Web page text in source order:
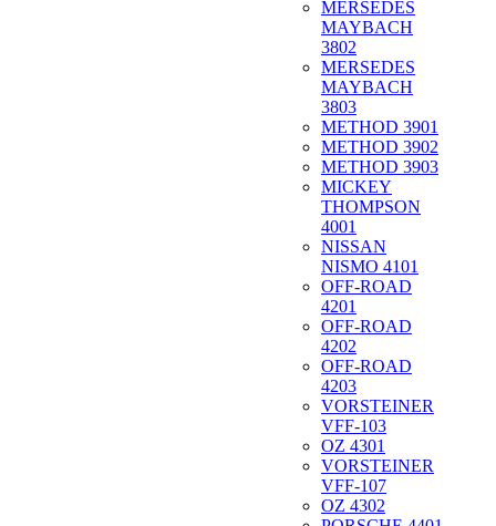
MERSEDES
MAYBACH
3802
MERSEDES
MAYBACH
3803
METHOD 3901
METHOD 3902
METHOD 3903
MICKEY
THOMPSON
4001
NISSAN
NISMO 4101
OFF-ROAD
4201
OFF-ROAD
4202
OFF-ROAD
4203
VORSTEINER
VFF-103
OZ 4301
VORSTEINER
VFF-107
OZ 4302